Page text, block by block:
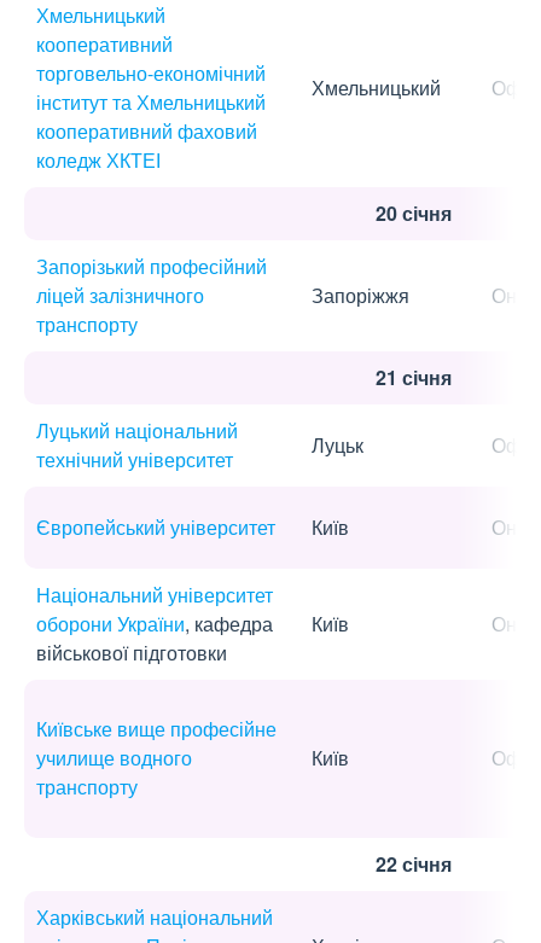
Хмельницький
кооперативний
торговельно-економічний
інститут та Хмельницький
кооперативний фаховий
коледж ХКТЕІ
Хмельницький
20 січня
Запорізький професійний
ліцей залізничного
транспорту
Запоріжжя
21 січня
Луцький національний
технічний університет
Луцьк
Європейський університет Київ
Національний університет
оборони України, кафедра
військової підготовки
Київ
Київське вище професійне
училище водного
транспорту
Київ
22 січня
Харківський національний